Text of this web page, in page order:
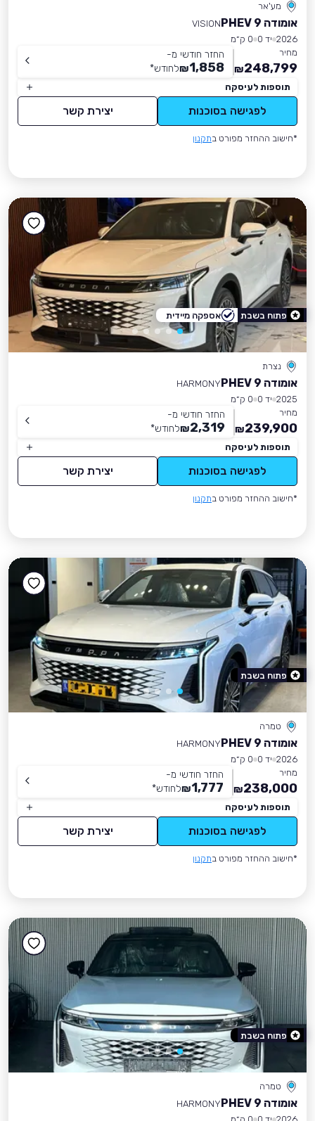
מע'אר
אומודה 9 PHEV
VISION
2026 יד 0
0 ק״מ
מחיר
248,799
₪
החזר חודשי מ-
1,858
₪לחודש*
תוספות לעיסקה
לפגישה בסוכנות יצירת קשר
*חישוב ההחזר מפורט בתקנון
נצרת
אומודה 9 PHEV
HARMONY
2025 יד 0
0 ק״מ
מחיר
239,900
₪
החזר חודשי מ-
2,319
₪לחודש*
תוספות לעיסקה
לפגישה בסוכנות יצירת קשר
*חישוב ההחזר מפורט בתקנון
פתוח בשבת אספקה מיידית
טמרה
אומודה 9 PHEV
HARMONY
2026 יד 0
0 ק״מ
מחיר
238,000
₪
החזר חודשי מ-
1,777
₪לחודש*
תוספות לעיסקה
לפגישה בסוכנות יצירת קשר
*חישוב ההחזר מפורט בתקנון
פתוח בשבת
טמרה
אומודה 9 PHEV
HARMONY
פתוח בשבת